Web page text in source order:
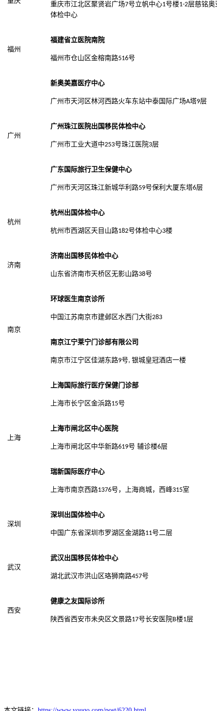
重庆市江北区聚贤岩广场7号立帆中心1号楼1-2层慈铭奥
体检中心
福州
福建省立医院南院
福州市仓山区金榕南路516号
广州
新奥美嘉医疗中心
广州市天河区林河西路火车东站中泰国际广场A塔9层
广州珠江医院出国移民体检中心
广州市工业大道中253号珠江医院3层
广东国际旅行卫生保健中心
广州市天河区珠江新城华利路59号保利大厦东塔6层
杭州
杭州出国体检中心
杭州市西湖区天目山路182号体检中心3楼
济南
济南出国移民体检中心
山东省济南市天桥区无影山路38号
南京
环球医生南京诊所
中国江苏南京市建邺区水西门大街283
南京江宁莱宁门诊部有限公司
南京市江宁区佳湖东路9号, 银城皇冠酒店一楼
上海
上海国际旅行医疗保健门诊部
上海市长宁区金浜路15号
上海市闸北区中心医院
上海市闸北区中华新路619号 辅诊楼6层
瑞新国际医疗中心
上海市南京西路1376号，上海商城，西峰315室
深圳
深圳出国体检中心
中国广东省深圳市罗湖区金湖路11号二层
武汉
武汉出国移民体检中心
湖北武汉市洪山区珞狮南路457号
西安
健康之友国际诊所
陕西省西安市未央区文景路17号长安医院B楼1层